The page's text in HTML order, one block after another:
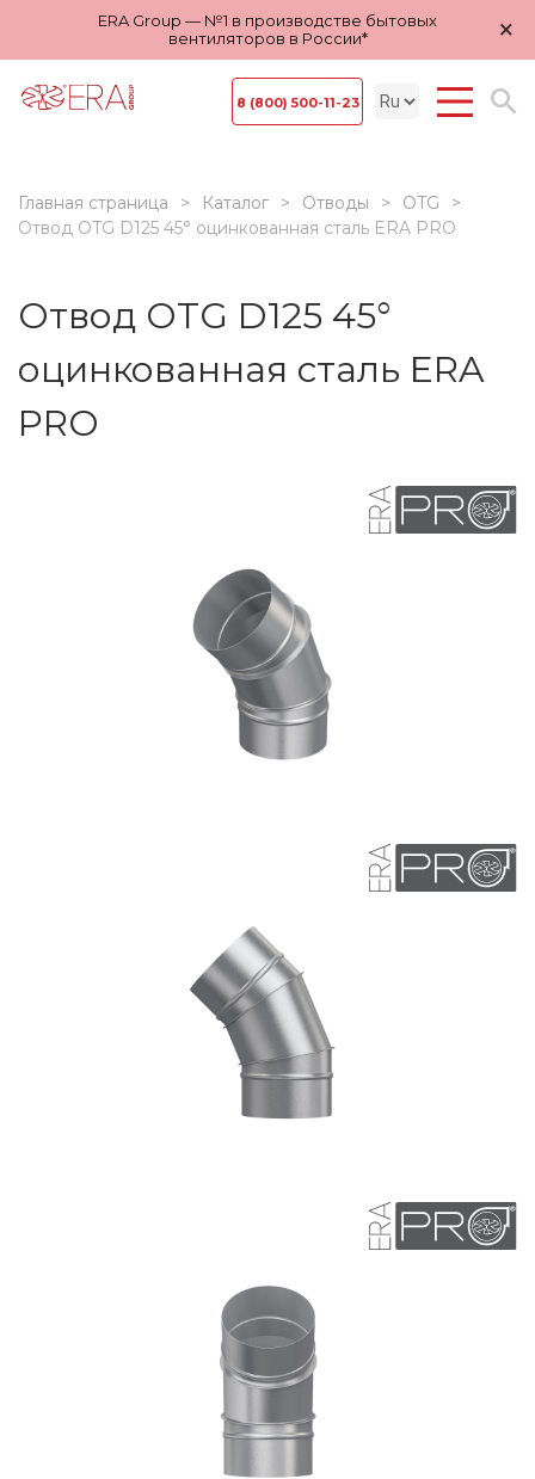
ERA Group — №1 в производстве бытовых
вентиляторов в России*
×
8 (800) 500-11-23
Главная страница Каталог Отводы
OTG
Отвод OTG D125 45° оцинкованная сталь ERA PRO
Отвод OTG D125 45°
оцинкованная сталь ERA
PRO